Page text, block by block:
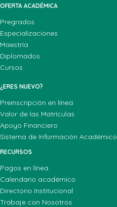
OFERTA ACADÉMICA
Pregrados
Especializaciones
Maestría
Diplomados
Cursos
¿ERES NUEVO?
Preinscripción en línea
Valor de las Matrículas
Apoyo Financiero
Sistema de Información Académico
RECURSOS
Pagos en línea
Calendario académico
Directorio Institucional
Trabaje con Nosotros